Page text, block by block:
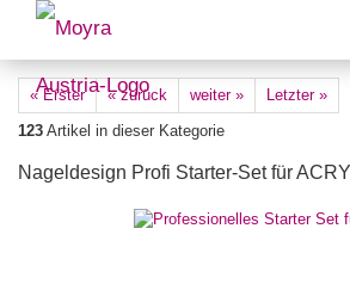
« Erster « zurück weiter »
Letzter »
123 Artikel in dieser Kategorie
Nageldesign Profi Starter-Set für